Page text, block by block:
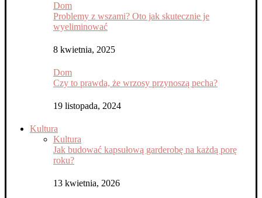
Dom
Problemy z wszami? Oto jak skutecznie je
wyeliminować
8 kwietnia, 2025
Dom
Czy to prawda, że wrzosy przynoszą pecha?
19 listopada, 2024
Kultura
Kultura
Jak budować kapsułową garderobę na każdą porę
roku?
13 kwietnia, 2026